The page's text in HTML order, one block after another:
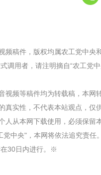
频稿件，版权均属农工党中央
调用者，请注明摘自“农工党
视频等稿件均为转载稿，本网
真实性，不代表本站观点，仅
人从本网下载使用，必须保留
中央"，本网将依法追究责任。
30日内进行。※